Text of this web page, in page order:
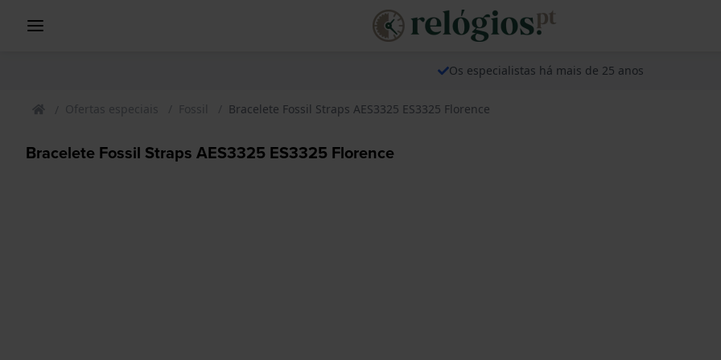
Os especialistas há mais de 25 anos
Ofertas especiais Fossil Bracelete Fossil Straps AES3325 ES3325 Florence
Bracelete Fossil Straps AES3325 ES3325 Florence